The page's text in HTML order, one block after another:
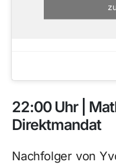
22:00 Uhr |
Direktmandat
Nachfolger von